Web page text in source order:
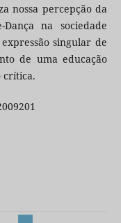
nossa percepção da
na sociedade
singular de
de uma educação
crítica.